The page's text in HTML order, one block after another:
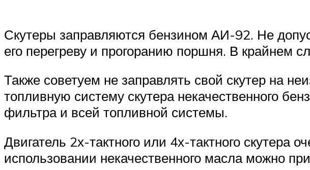
Скутеры заправляются бензином АИ-92. Не
его перегреву и прогоранию поршня. В крайнем
Также советуем не заправлять свой скутер на
топливную систему скутера некачественного
фильтра и всей топливной системы.
Двигатель 2х-тактного или 4х-тактного скутера
использовании некачественного масла можно